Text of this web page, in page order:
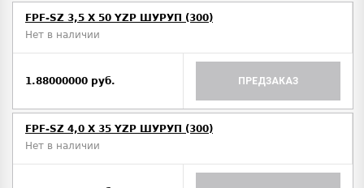
FPF-SZ 3,5 X 50 YZP ШУРУП (300)
Нет в наличии
1.88000000 руб. ПРЕДЗАКАЗ
FPF-SZ 4,0 X 35 YZP ШУРУП (300)
Нет в наличии